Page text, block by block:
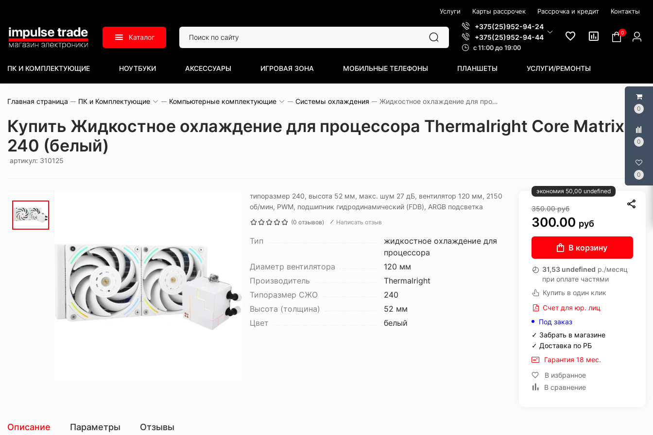
0
0
0
Услуги Карты рассрочек Рассрочка и кредит Контакты
Каталог
+375(25)952-94-24
+375(25)952-94-44
c 11:00 до 19:00
0
ПК И КОМПЛЕКТУЮЩИЕ НОУТБУКИ АКСЕССУАРЫ ИГРОВАЯ ЗОНА МОБИЛЬНЫЕ ТЕЛЕФОНЫ ПЛАНШЕТЫ УСЛУГИ/РЕМОНТЫ
Главная страница ПК и Комплектующие Компьютерные комплектующие Системы охлаждения Жидкостное охлаждение для процессора Thermalright Core Matrix 240 (белый)
Купить Жидкостное охлаждение для процессора Thermalright Core Matrix
240 (белый)
артикул: 310125
типоразмер 240, высота 52 мм, макс. шум 27 дБ, вентилятор 120 мм, 2150
об/мин, PWM, подшипник гидродинамический (FDB), ARGB подсветка
(0 отзывов) Написать отзыв
Тип
жидкостное охлаждение для
процессора
Диаметр вентилятора
120 мм
Производитель
Thermalright
Типоразмер СЖО
240
Высота (толщина)
52 мм
Цвет
белый
экономия 50,00 undefined
350.00руб
300.00 руб
В корзину
31,53 undefined р./месяц
при оплате частями
Купить в один клик
Счет для юр. лиц
Под заказ
✓ Забрать в магазине
✓ Доставка по РБ
Гарантия 18 мес.
В избранное
В сравнение
Описание Параметры Отзывы